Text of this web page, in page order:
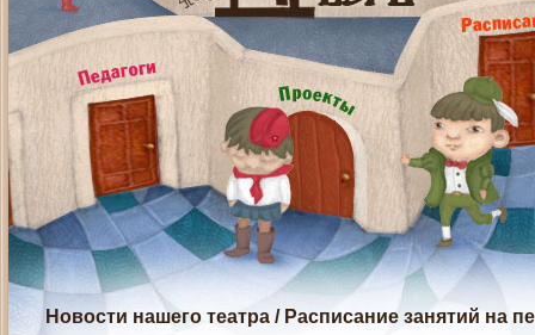
Новости нашего театра / Расписание занятий на